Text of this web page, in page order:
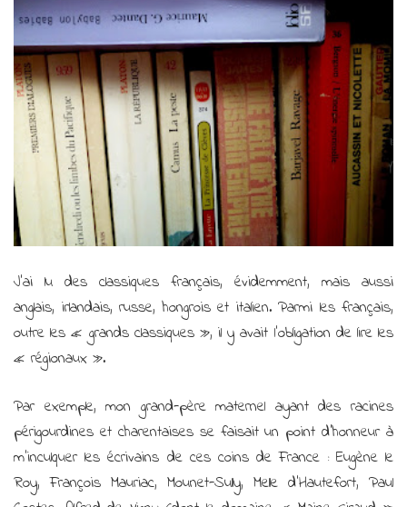
J’ai lu des classiques français, évidemment, mais aussi
anglais, irlandais, russe, hongrois et italien. Parmi les français,
outre les « grands classiques », il y avait l’obligation de lire les
« régionaux ».
Par exemple, mon grand-père maternel ayant des racines
périgourdines et charentaises se faisait un point d’honneur à
m’inculquer les écrivains de ces coins de France : Eugène le
Roy, François Mauriac, Mounet-Sully, Melle d’Hautefort, Paul